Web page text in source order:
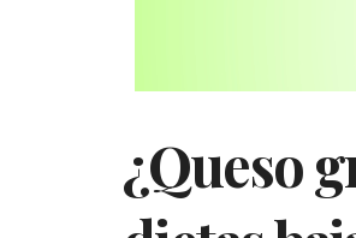
¿Queso